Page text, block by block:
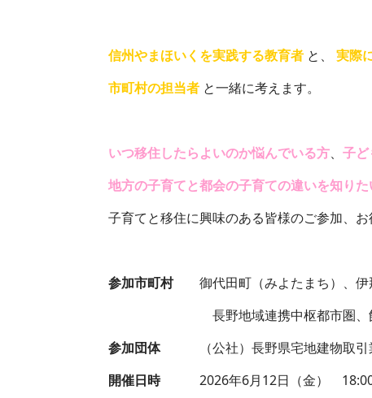
信州やまほいくを実践する教育者 と、 実際
市町村の担当者 と一緒に考えます。
いつ移住したらよいのか悩んでいる方、 子
地方の子育てと都会の子育ての違いを知り
子育てと移住に興味のある皆様のご参加、お
参加市町村御代田町（みよたまち）、伊那
長野地域連携中枢都市圏、飯綱
参加団体（公社）長野県宅地建物取引
開催日時
2026年6月12日（金） 18:00